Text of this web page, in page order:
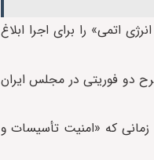
بین‌المللی انرژی اتمی» را برای اجرا ابلاغ
دو فوریتی در مجلس ایران
که «امنیت تأسیسات و